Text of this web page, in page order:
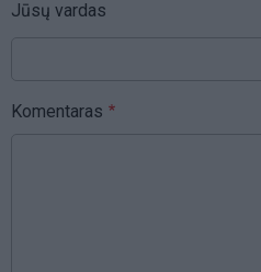
Jūsų vardas
Komentaras